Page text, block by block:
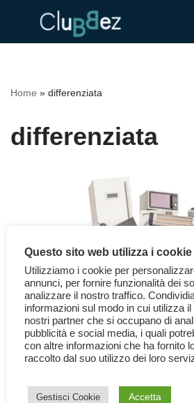
Home » differenziata
differenziata
I RAEE e il loro Riciclo
Questo sito web utilizza i cookie
Utilizziamo i cookie per
annunci, per fornire funzionalità dei
analizzare il nostro traffico.
informazioni sul modo in cui utilizza
nostri partner che si occupano di
pubblicità e social media, i quali
con altre informazioni che ha fornito
raccolto dal suo utilizzo dei loro
Gestisci Cookie Accetta